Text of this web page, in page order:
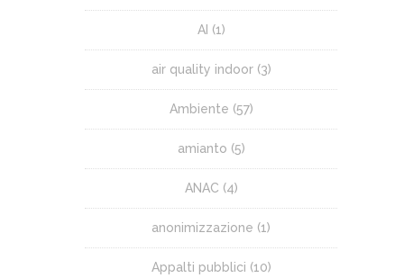
AI (1)
air quality indoor(3)
Ambiente (57)
amianto (5)
ANAC (4)
anonimizzazione (1)
Appalti pubblici (10)